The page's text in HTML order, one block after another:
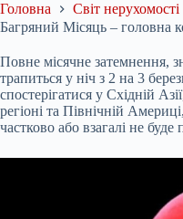
Головна
Світ нерухомості
Багряний Місяць – головна
Повне місячне затемнення,
трапиться у ніч з 2 на 3
спостерігатися у Східній
регіоні та Північній
частково або взагалі не буде